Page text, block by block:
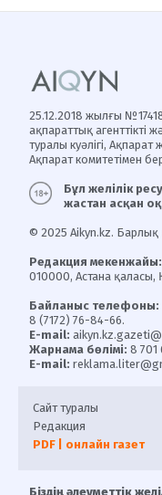
25.12.2018 жылғы
ақпараттық агенттікті
туралы куәлігі, Ақпарат
Ақпарат комитетімен
Бұл желілік
жастан асқан
© 2025 Aikyn.kz. Барлық
Редакция мекенжайы:
010000, Астана қаласы,
Байланыс телефоны:
8 (7172) 76-84-66.
E-mail:
Жарнама бөлімі: 8 701
E-mail:
Сайт туралы
Редакция
PDF | онлайн газет
Біздің әлеуметтік